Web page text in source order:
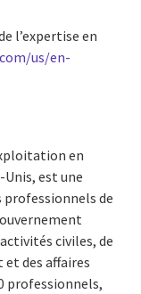
l’expertise en
us/en-
en
Unis, est une
de
civiles, de
des affaires
professionnels,